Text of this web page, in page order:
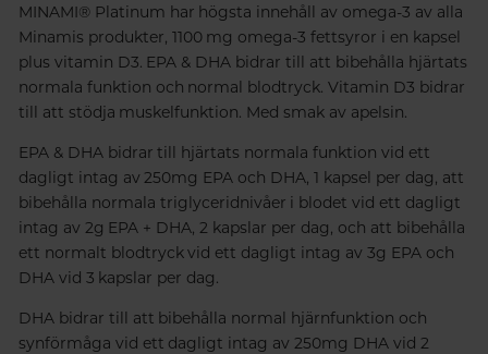
MINAMI® Platinum har högsta innehåll av omega-3 av alla
Minamis produkter, 1100 mg omega-3 fettsyror i en kapsel
plus vitamin D3. EPA & DHA bidrar till att bibehålla hjärtats
normala funktion och normal blodtryck. Vitamin D3 bidrar
till att stödja muskelfunktion. Med smak av apelsin.
EPA & DHA bidrar till hjärtats normala funktion vid ett
dagligt intag av 250mg EPA och DHA, 1 kapsel per dag, att
bibehålla normala triglyceridnivåer i blodet vid ett dagligt
intag av 2g EPA + DHA, 2 kapslar per dag, och att bibehålla
ett normalt blodtryck vid ett dagligt intag av 3g EPA och
DHA vid 3 kapslar per dag.
DHA bidrar till att bibehålla normal hjärnfunktion och
synförmåga vid ett dagligt intag av 250mg DHA vid 2